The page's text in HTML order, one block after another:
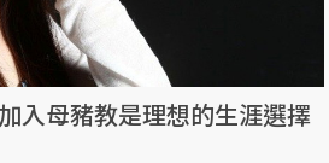
入母豬教是理想的生涯選擇